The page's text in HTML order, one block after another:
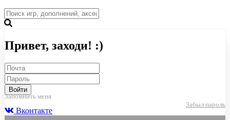
Привет, заходи! :)
Войти
Запомнить меня
Забыл пароль
Вконтакте